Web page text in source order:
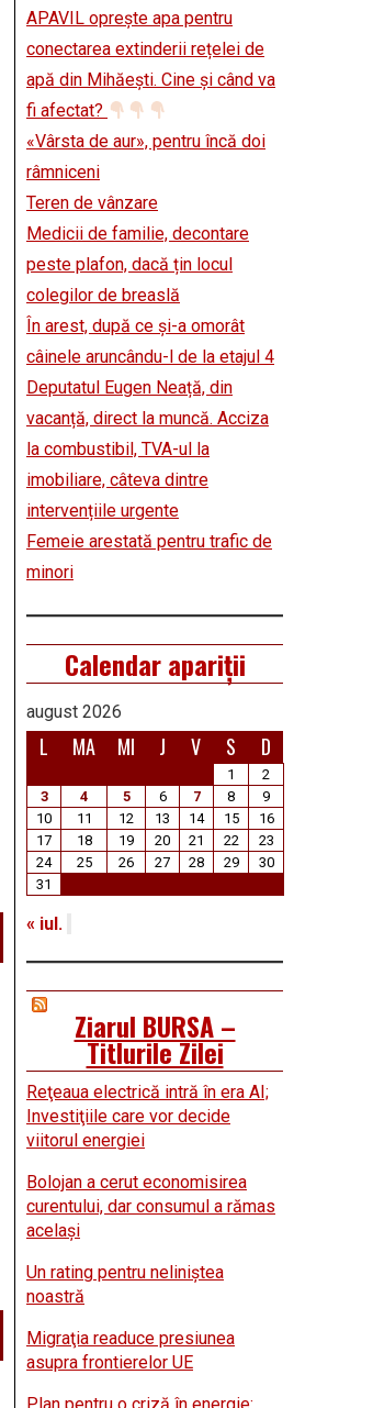
APAVIL oprește apa pentru
conectarea extinderii rețelei de
apă din Mihăești. Cine și când va
fi afectat?
«Vârsta de aur», pentru încă doi
râmniceni
Teren de vânzare
Medicii de familie, decontare
peste plafon, dacă țin locul
colegilor de breaslă
În arest, după ce și-a omorât
câinele aruncându-l de la etajul 4
Deputatul Eugen Neață, din
vacanță, direct la muncă. Acciza
la combustibil, TVA-ul la
imobiliare, câteva dintre
intervențiile urgente
Femeie arestată pentru trafic de
minori
Calendar apariții
august 2026
L MA MI J V S D
1
2
3
4 5 6 7 8
9
10
11 12 13 14 15
16
17
18 19 20 21 22
23
24
25 26 27 28 29
30
31
« iul.
Ziarul BURSA –
Titlurile Zilei
Reţeaua electrică intră în era AI;
Investiţiile care vor decide
viitorul energiei
Bolojan a cerut economisirea
curentului, dar consumul a rămas
acelaşi
Un rating pentru neliniştea
noastră
Migraţia readuce presiunea
asupra frontierelor UE